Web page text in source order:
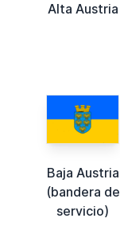
Alta Austria
Baja Austria
(bandera de
servicio)